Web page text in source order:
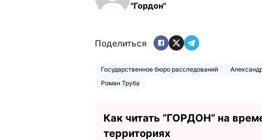
"Гордон"
Поделиться
Государственное бюро расследований
Роман Труба
Как читать ”ГОРДОН” на
территориях